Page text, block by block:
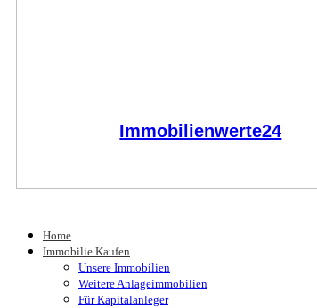
Immobilienwerte24
Home
Immobilie Kaufen
Unsere Immobilien
Weitere Anlageimmobilien
Für Kapitalanleger